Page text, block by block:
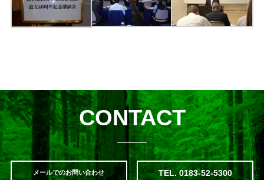
CONTACT
メールでのお問い合わせ TEL. 0183-52-5300